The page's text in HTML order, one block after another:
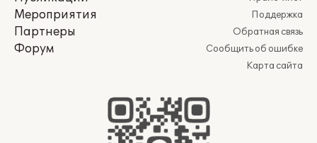
Мероприятия
Партнеры
Форум
Поддержка
Обратная связь
Сообщить об ошибке
Карта сайта